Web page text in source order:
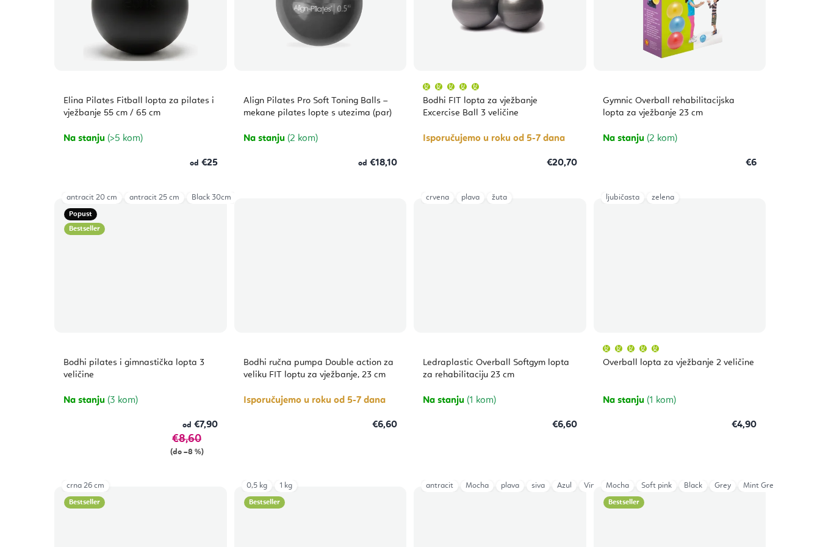
Elina Pilates Fitball lopta za pilates i
vježbanje 55 cm / 65 cm
Na stanju (>5 kom)
od €25
Align Pilates Pro Soft Toning Balls –
mekane pilates lopte s utezima (par)
Na stanju (2 kom)
od €18,10
Bodhi FIT lopta za vježbanje
Excercise Ball 3 veličine
proizvoda
je
5,0
zvjezdica.
Isporučujemo u roku od 5-7 dana
€20,70
Gymnic Overball rehabilitacijska
lopta za vježbanje 23 cm
Na stanju (2 kom)
€6
Popust
Bestseller
Bodhi pilates i gimnastička lopta 3
veličine
Na stanju (3 kom)
od €7,90
€8,60
(do –8 %)
antracit 20 cm antracit 25 cm Black 30cm
Bodhi ručna pumpa Double action za
veliku FIT loptu za vježbanje, 23 cm
Isporučujemo u roku od 5-7 dana
€6,60
Ledraplastic Overball Softgym lopta
za rehabilitaciju 23 cm
Na stanju (1 kom)
€6,60
crvena plava žuta
Overball lopta za vježbanje 2 veličine
proizvoda
je
zvjezdica.
Na stanju (1 kom)
€4,90
ljubičasta zelena
Bestseller
crna 26 cm
Bestseller
0,5 kg 1 kg antracit Mocha plava siva Azul Vintage Rose Mint Green
Bestseller
Mocha Soft pink Black Grey Mint Green